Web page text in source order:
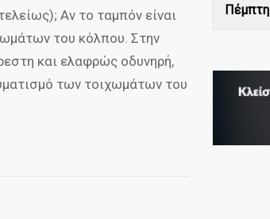
Αν το ταμπόν είναι
του κόλπου. Στην
και ελαφρώς οδυνηρή,
των τοιχωμάτων του
Πέμπτη